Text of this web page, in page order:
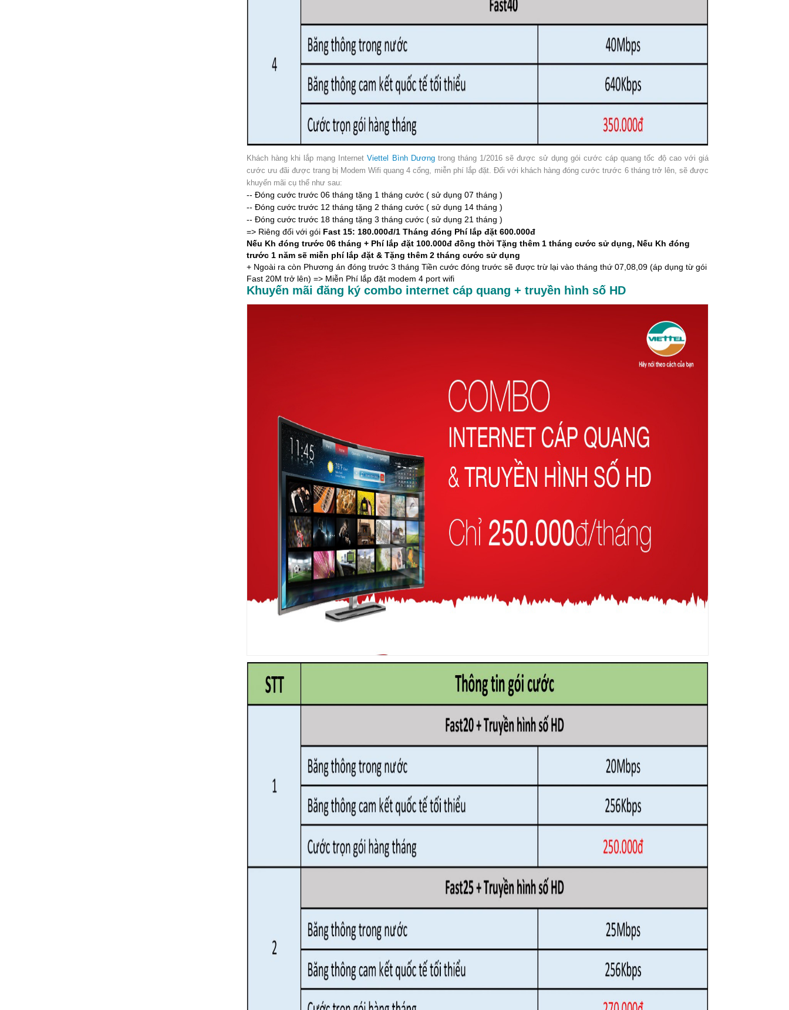
Khách hàng khi lắp mạng InternetViettel Bình Dươngtrong tháng 1/2016 sẽ được sử dụng gói cước cáp quang tốc độ cao với giá
cước ưu đãi được trang bị Modem Wifi quang 4 cổng, miễn phí lắp đặt. Đối với khách hàng đóng cước trước 6 tháng trở lên, sẽ được
khuyến mãi cụ thể như sau:
-- Đóng cước trước 06 tháng tặng 1 tháng cước ( sử dụng 07 tháng )
-- Đóng cước trước 12 tháng tặng 2 tháng cước ( sử dụng 14 tháng )
-- Đóng cước trước 18 tháng tặng 3 tháng cước ( sử dụng 21 tháng )
=> Riêng đối với gói Fast 15: 180.000đ/1 Tháng đóng Phí lắp đặt 600.000đ
Nếu Kh đóng trước 06 tháng + Phí lắp đặt 100.000đ đồng thời Tặng thêm 1 tháng cước sử dụng, Nếu Kh đóng
trước 1 năm sẽ miễn phí lắp đặt & Tặng thêm 2 tháng cước sử dụng
+ Ngoài ra còn Phương án đóng trước 3 tháng Tiền cước đóng trước sẽ được trừ lại vào tháng thứ 07,08,09 (áp dụng từ gói
Fast 20M trở lên) => Miễn Phí lắp đặt modem 4 port wifi
Khuyến mãi đăng ký combo internet cáp quang + truyền hình số HD